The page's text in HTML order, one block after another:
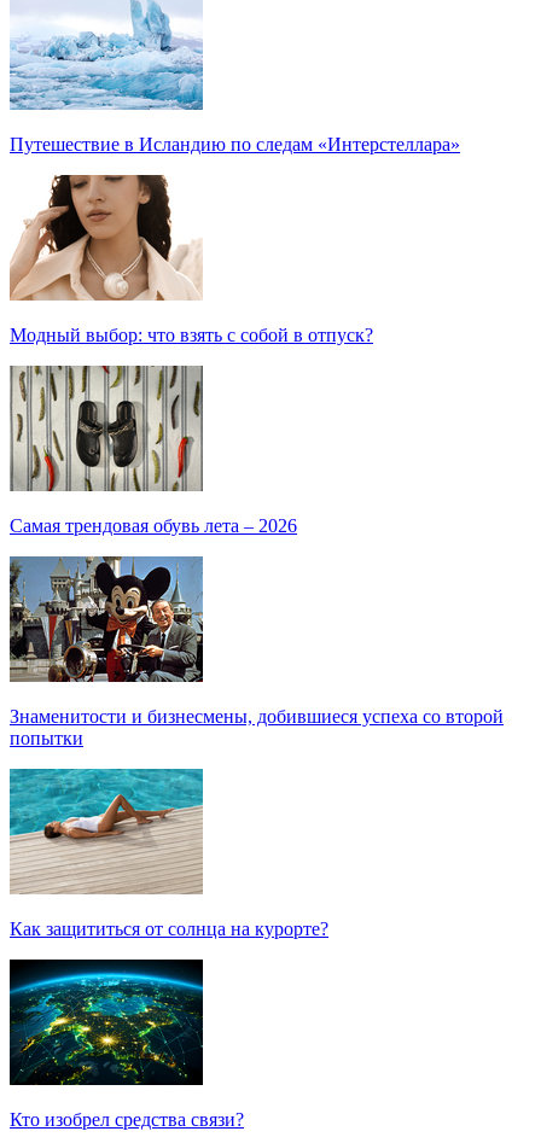
Путешествие в Исландию по следам «Интерстеллара»
Модный выбор: что взять с собой в отпуск?
Самая трендовая обувь лета – 2026
Знаменитости и бизнесмены, добившиеся успеха со второй
попытки
Как защититься от солнца на курорте?
Кто изобрел средства связи?